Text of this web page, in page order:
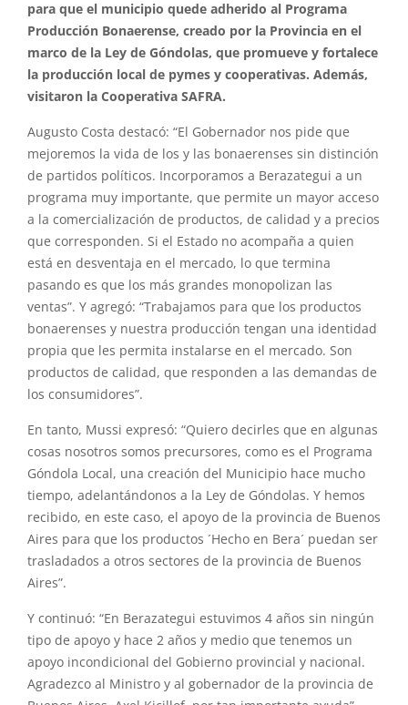
para que el municipio quede adherido al Programa
Producción Bonaerense, creado por la Provincia en el
marco de la Ley de Góndolas, que promueve y fortalece
la producción local de pymes y cooperativas. Además,
visitaron la Cooperativa SAFRA.
Augusto Costa destacó: “El Gobernador nos pide que
mejoremos la vida de los y las bonaerenses sin distinción
de partidos políticos. Incorporamos a Berazategui a un
programa muy importante, que permite un mayor acceso
a la comercialización de productos, de calidad y a precios
que corresponden. Si el Estado no acompaña a quien
está en desventaja en el mercado, lo que termina
pasando es que los más grandes monopolizan las
ventas”. Y agregó: “Trabajamos para que los productos
bonaerenses y nuestra producción tengan una identidad
propia que les permita instalarse en el mercado. Son
productos de calidad, que responden a las demandas de
los consumidores”.
En tanto, Mussi expresó: “Quiero decirles que en algunas
cosas nosotros somos precursores, como es el Programa
Góndola Local, una creación del Municipio hace mucho
tiempo, adelantándonos a la Ley de Góndolas. Y hemos
recibido, en este caso, el apoyo de la provincia de Buenos
Aires para que los productos ´Hecho en Bera´ puedan ser
trasladados a otros sectores de la provincia de Buenos
Aires”.
Y continuó: “En Berazategui estuvimos 4 años sin ningún
tipo de apoyo y hace 2 años y medio que tenemos un
apoyo incondicional del Gobierno provincial y nacional.
Agradezco al Ministro y al gobernador de la provincia de